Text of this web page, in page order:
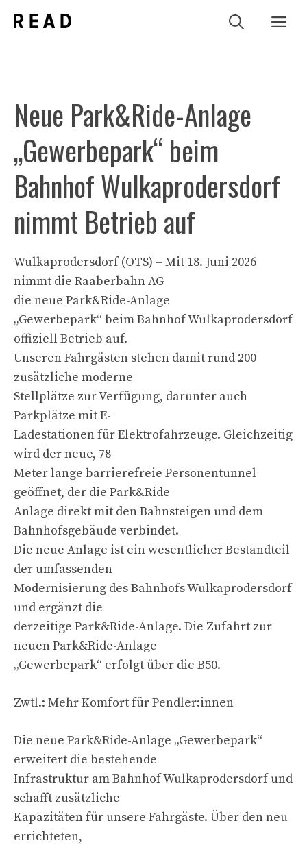
Inhalt
Neue Park&Ride-Anlage
„Gewerbepark“ beim
Bahnhof Wulkaprodersdorf
nimmt Betrieb auf
Wulkaprodersdorf (OTS) – Mit 18. Juni 2026
nimmt die Raaberbahn AG
die neue Park&Ride-Anlage
„Gewerbepark“ beim Bahnhof Wulkaprodersdorf
offiziell Betrieb auf.
Unseren Fahrgästen stehen damit rund 200
zusätzliche moderne
Stellplätze zur Verfügung, darunter auch
Parkplätze mit E-
Ladestationen für Elektrofahrzeuge. Gleichzeitig
wird der neue, 78
Meter lange barrierefreie Personentunnel
geöffnet, der die Park&Ride-
Anlage direkt mit den Bahnsteigen und dem
Bahnhofsgebäude verbindet.
Die neue Anlage ist ein wesentlicher Bestandteil
der umfassenden
Modernisierung des Bahnhofs Wulkaprodersdorf
und ergänzt die
derzeitige Park&Ride-Anlage. Die Zufahrt zur
neuen Park&Ride-Anlage
„Gewerbepark“ erfolgt über die B50.
Zwtl.: Mehr Komfort für Pendler:innen
Die neue Park&Ride-Anlage „Gewerbepark“
erweitert die bestehende
Infrastruktur am Bahnhof Wulkaprodersdorf und
schafft zusätzliche
Kapazitäten für unsere Fahrgäste. Über den neu
errichteten,